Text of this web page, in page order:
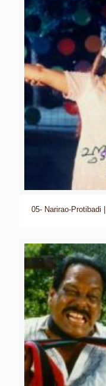
05- Narirao-Protibadi |